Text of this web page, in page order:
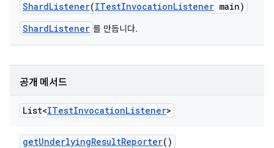
ShardListener(ITestInvocationListener main)
ShardListener 를 만듭니다.
공개 메서드
List<ITestInvocationListener>
getUnderlyingResultReporter()